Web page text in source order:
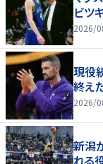
ビツ
2026/
現役
終え
2026/
新潟
れる